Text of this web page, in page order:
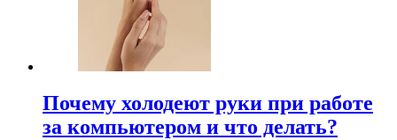
Почему холодеют руки при работе
за компьютером и что делать?